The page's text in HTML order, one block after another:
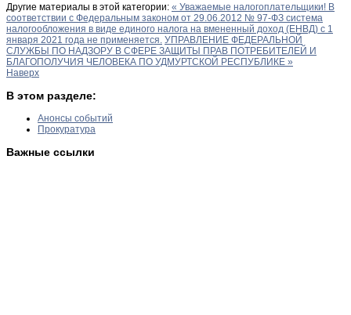
Другие материалы в этой категории: « Уважаемые налогоплательщики! В
соответствии с Федеральным законом от 29.06.2012 № 97-ФЗ система
налогообложения в виде единого налога на вмененный доход (ЕНВД) с 1
января 2021 года не применяется. УПРАВЛЕНИЕ ФЕДЕРАЛЬНОЙ
СЛУЖБЫ ПО НАДЗОРУ В СФЕРЕ ЗАЩИТЫ ПРАВ ПОТРЕБИТЕЛЕЙ И
БЛАГОПОЛУЧИЯ ЧЕЛОВЕКА ПО УДМУРТСКОЙ РЕСПУБЛИКЕ »
Наверх
В этом разделе:
Анонсы событий
Прокуратура
Важные ссылки